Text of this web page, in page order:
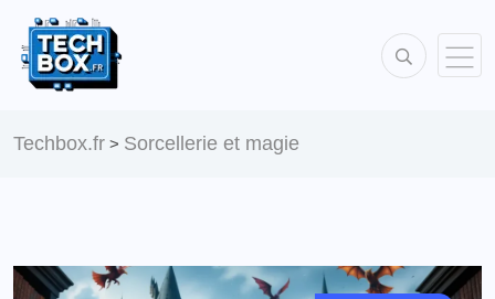
Techbox.fr > Sorcellerie et magie